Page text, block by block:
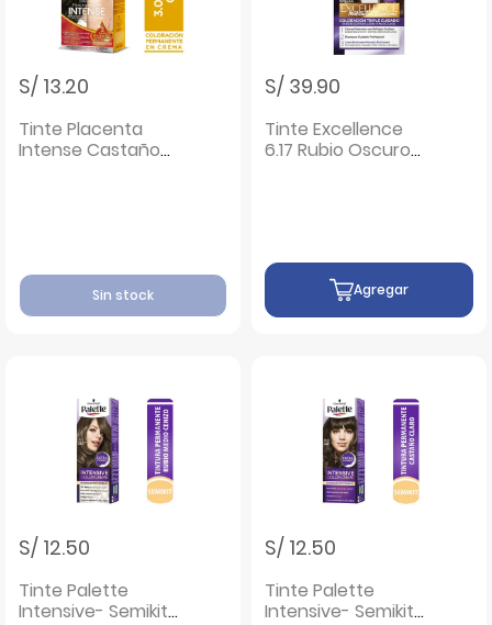
S/ 13.20
Tinte Placenta
Intense Castaño
Sin stock
S/ 39.90
Tinte Excellence
6.17 Rubio Oscuro
Agregar
S/ 12.50
Tinte Palette
Intensive- Semikit
S/ 12.50
Tinte Palette
Intensive- Semikit